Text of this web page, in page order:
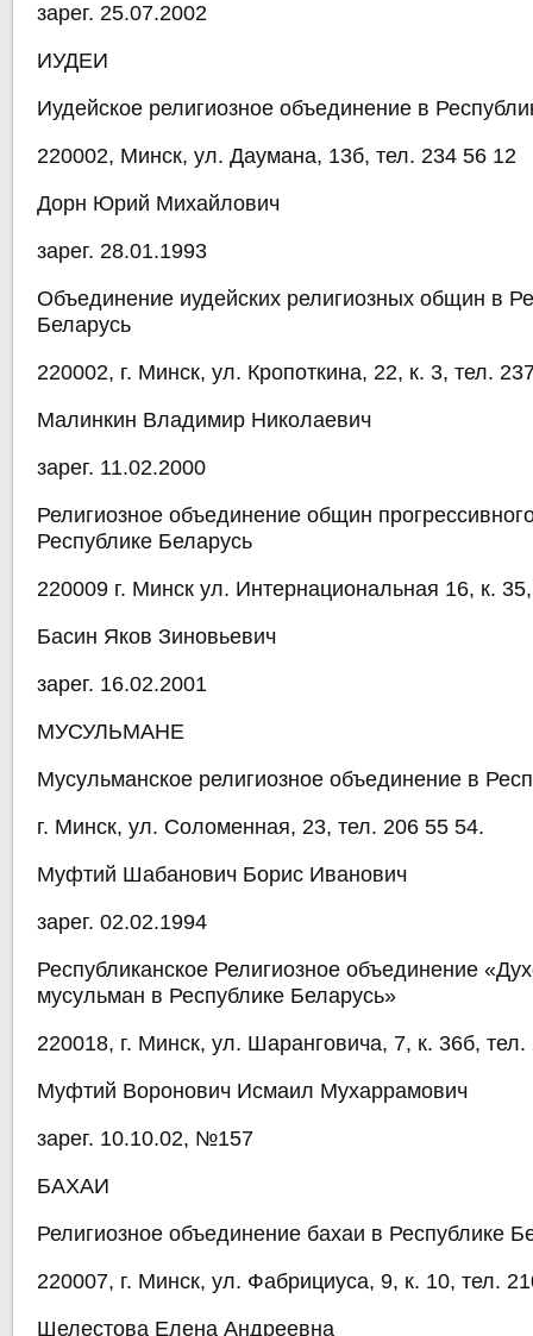
зарег. 25.07.2002
ИУДЕИ
Иудейское религиозное объединение в
220002, Минск, ул. Даумана, 13б, тел. 234 56 12
Дорн Юрий Михайлович
зарег. 28.01.1993
Объединение иудейских религиозных общин в
Беларусь
220002, г. Минск, ул. Кропоткина, 22, к. 3, тел.
Малинкин Владимир Николаевич
зарег. 11.02.2000
Религиозное объединение общин
Республике Беларусь
220009 г. Минск ул. Интернациональная 16, к.
Басин Яков Зиновьевич
зарег. 16.02.2001
МУСУЛЬМАНЕ
Мусульманское религиозное объединение в
г. Минск, ул. Соломенная, 23, тел. 206 55 54.
Муфтий Шабанович Борис Иванович
зарег. 02.02.1994
Республиканское Религиозное объединение
мусульман в Республике Беларусь»
220018, г. Минск, ул. Шаранговича, 7, к. 36б,
Муфтий Воронович Исмаил Мухаррамович
зарег. 10.10.02, №157
БАХАИ
Религиозное объединение бахаи в Республике
220007, г. Минск, ул. Фабрициуса, 9, к. 10, тел.
Шелестова Елена Андреевна